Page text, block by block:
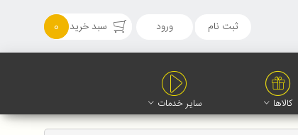
ثبت نام ورود سبد خرید 0
کالاها سایر خدمات